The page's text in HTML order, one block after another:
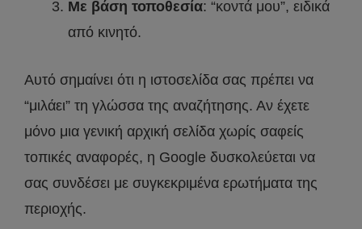
Με βάση τοποθεσία: “κοντά μου”, ειδικά
από κινητό.
Αυτό σημαίνει ότι η ιστοσελίδα σας πρέπει να
“μιλάει” τη γλώσσα της αναζήτησης. Αν έχετε
μόνο μια γενική αρχική σελίδα χωρίς σαφείς
τοπικές αναφορές, η Google δυσκολεύεται να
σας συνδέσει με συγκεκριμένα ερωτήματα της
περιοχής.